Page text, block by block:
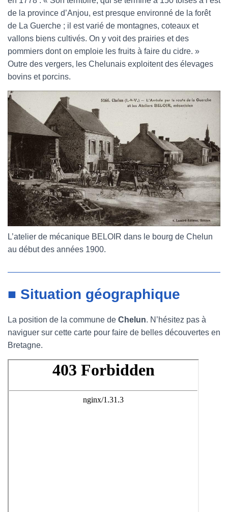
de la province d’Anjou, est presque environné de la forêt
de La Guerche ; il est varié de montagnes, coteaux et
vallons biens cultivés. On y voit des prairies et des
pommiers dont on emploie les fruits à faire du cidre. »
Outre des vergers, les Chelunais exploitent des élevages
bovins et porcins.
L’atelier de mécanique BELOIR dans le bourg de Chelun
au début des années 1900.
■ Situation géographique
La position de la commune de Chelun. N’hésitez pas à
naviguer sur cette carte pour faire de belles découvertes en
Bretagne.